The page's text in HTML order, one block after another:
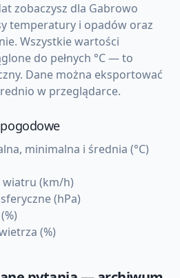
zobaczysz dla Gabrowo
temperatury i opadów oraz
Wszystkie wartości
do pełnych °C — to
Dane można eksportować
w przeglądarce.
minimalna i średnia (°C)
wiatru (km/h)
(hPa)
(%)